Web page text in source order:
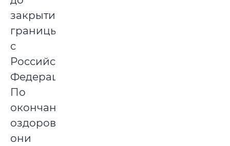
закрытия
границы
с
Российской
Федерацией.
По
окончанию
оздоровления
они